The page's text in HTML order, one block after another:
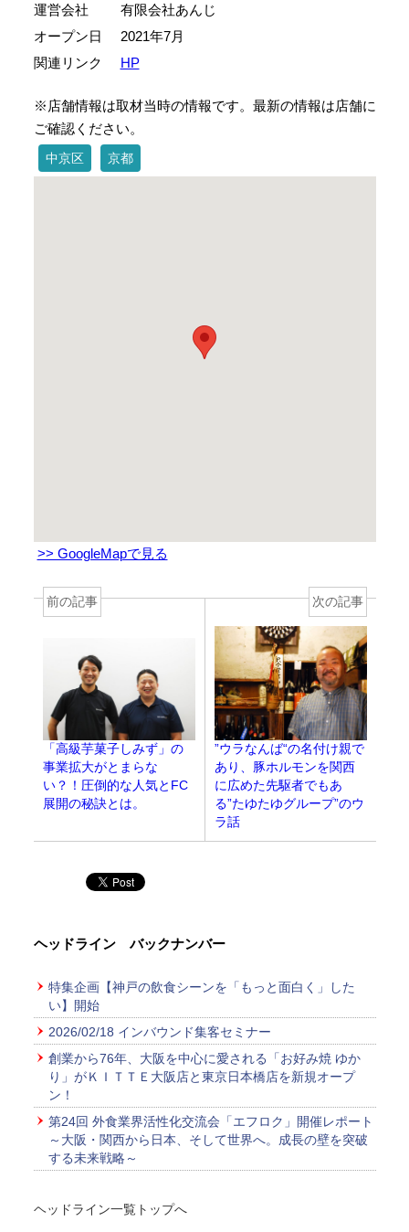
運営会社
有限会社あんじ
オープン日
2021年7月
関連リンク
HP
※店舗情報は取材当時の情報です。最新の情報は店舗に
ご確認ください。
中京区 京都
>> GoogleMapで見る
前の記事
「高級芋菓子しみず」の
事業拡大がとまらな
い？！圧倒的な人気とFC
展開の秘訣とは。
次の記事
”ウラなんば“の名付け親で
あり、豚ホルモンを関西
に広めた先駆者でもあ
る”たゆたゆグループ”のウ
ラ話
ヘッドライン バックナンバー
特集企画【神戸の飲食シーンを「もっと面白く」した
い】開始
2026/02/18 インバウンド集客セミナー
創業から76年、大阪を中心に愛される「お好み焼 ゆか
り」がＫＩＴＴＥ大阪店と東京日本橋店を新規オープ
ン！
第24回 外食業界活性化交流会「エフロク」開催レポート
～大阪・関西から日本、そして世界へ。成長の壁を突破
する未来戦略～
ヘッドライン一覧トップへ